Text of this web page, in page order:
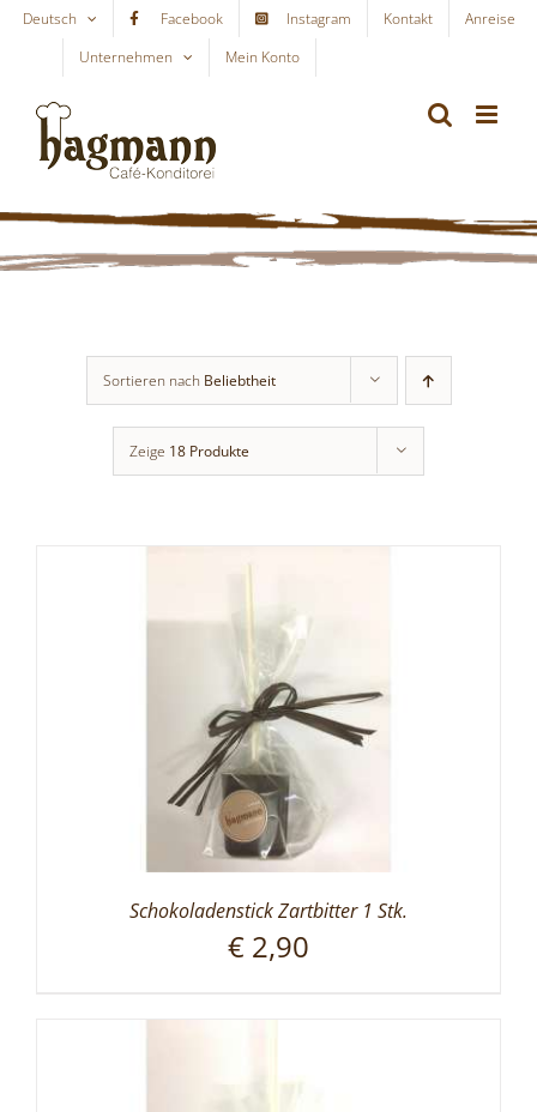
Skip
content
Deutsch Facebook Instagram Kontakt
Anreise
Unternehmen
Mein Konto
Sortieren nach Beliebtheit
Zeige 18 Produkte
Schokoladenstick Zartbitter 1 Stk.
€ 2,90